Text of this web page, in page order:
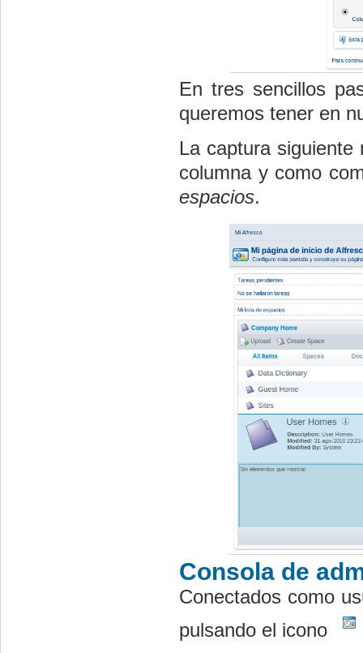
En tres sencillos
queremos tener en
La captura
columna y como
espacios.
Consola de
Conectados como
pulsando el icono